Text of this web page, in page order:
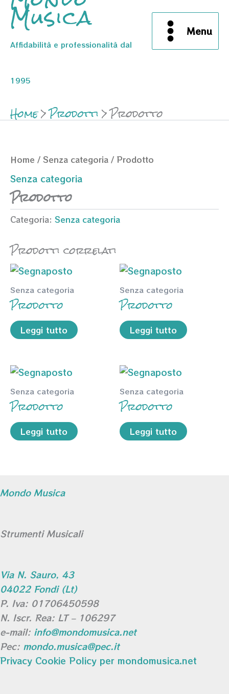
Musica
Affidabilità e professionalità dal
1995
Menu
Home Prodotti Prodotto
Home / Senza categoria / Prodotto
Senza categoria
Prodotto
Categoria: Senza categoria
Prodotti correlati
Senza categoria
Prodotto
Leggi tutto
Senza categoria
Prodotto
Leggi tutto
Senza categoria
Prodotto
Leggi tutto
Senza categoria
Prodotto
Leggi tutto
Mondo Musica
Strumenti Musicali
Via N. Sauro, 43
04022 Fondi (Lt)
P. Iva: 01706450598
N. Iscr. Rea: LT – 106297
e-mail: info@mondomusica.net
Pec: mondo.musica@pec.it
Privacy Cookie Policy per mondomusica.net